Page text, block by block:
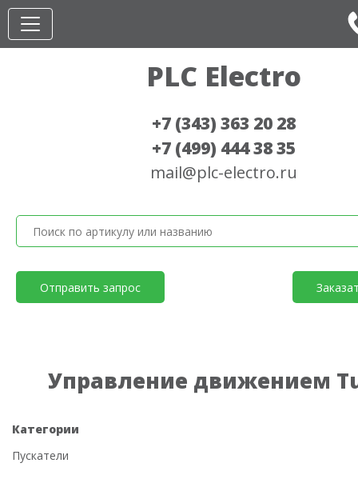
PLC Electro
+7 (343) 363 20 28
+7 (499) 444 38 35
mail@plc-electro.ru
Отправить запрос
Управление движением
Категории
Пускатели